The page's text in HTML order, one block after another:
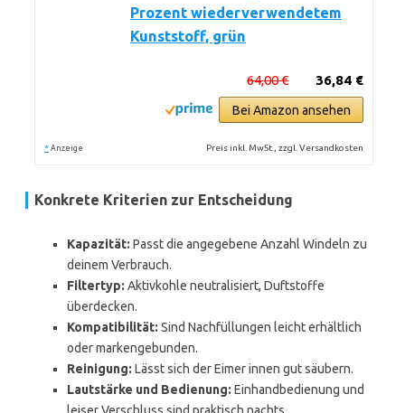
Prozent wiederverwendetem
Kunststoff, grün
36,84 €
64,00 €
Bei Amazon ansehen
* Anzeige Preis inkl. MwSt., zzgl. Versandkosten
Konkrete Kriterien zur Entscheidung
Kapazität: Passt die angegebene Anzahl Windeln zu
deinem Verbrauch.
Filtertyp: Aktivkohle neutralisiert, Duftstoffe
überdecken.
Kompatibilität: Sind Nachfüllungen leicht erhältlich
oder markengebunden.
Reinigung: Lässt sich der Eimer innen gut säubern.
Lautstärke und Bedienung: Einhandbedienung und